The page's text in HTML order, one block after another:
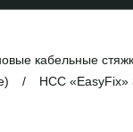
кабельные
НСС «EasyFix»